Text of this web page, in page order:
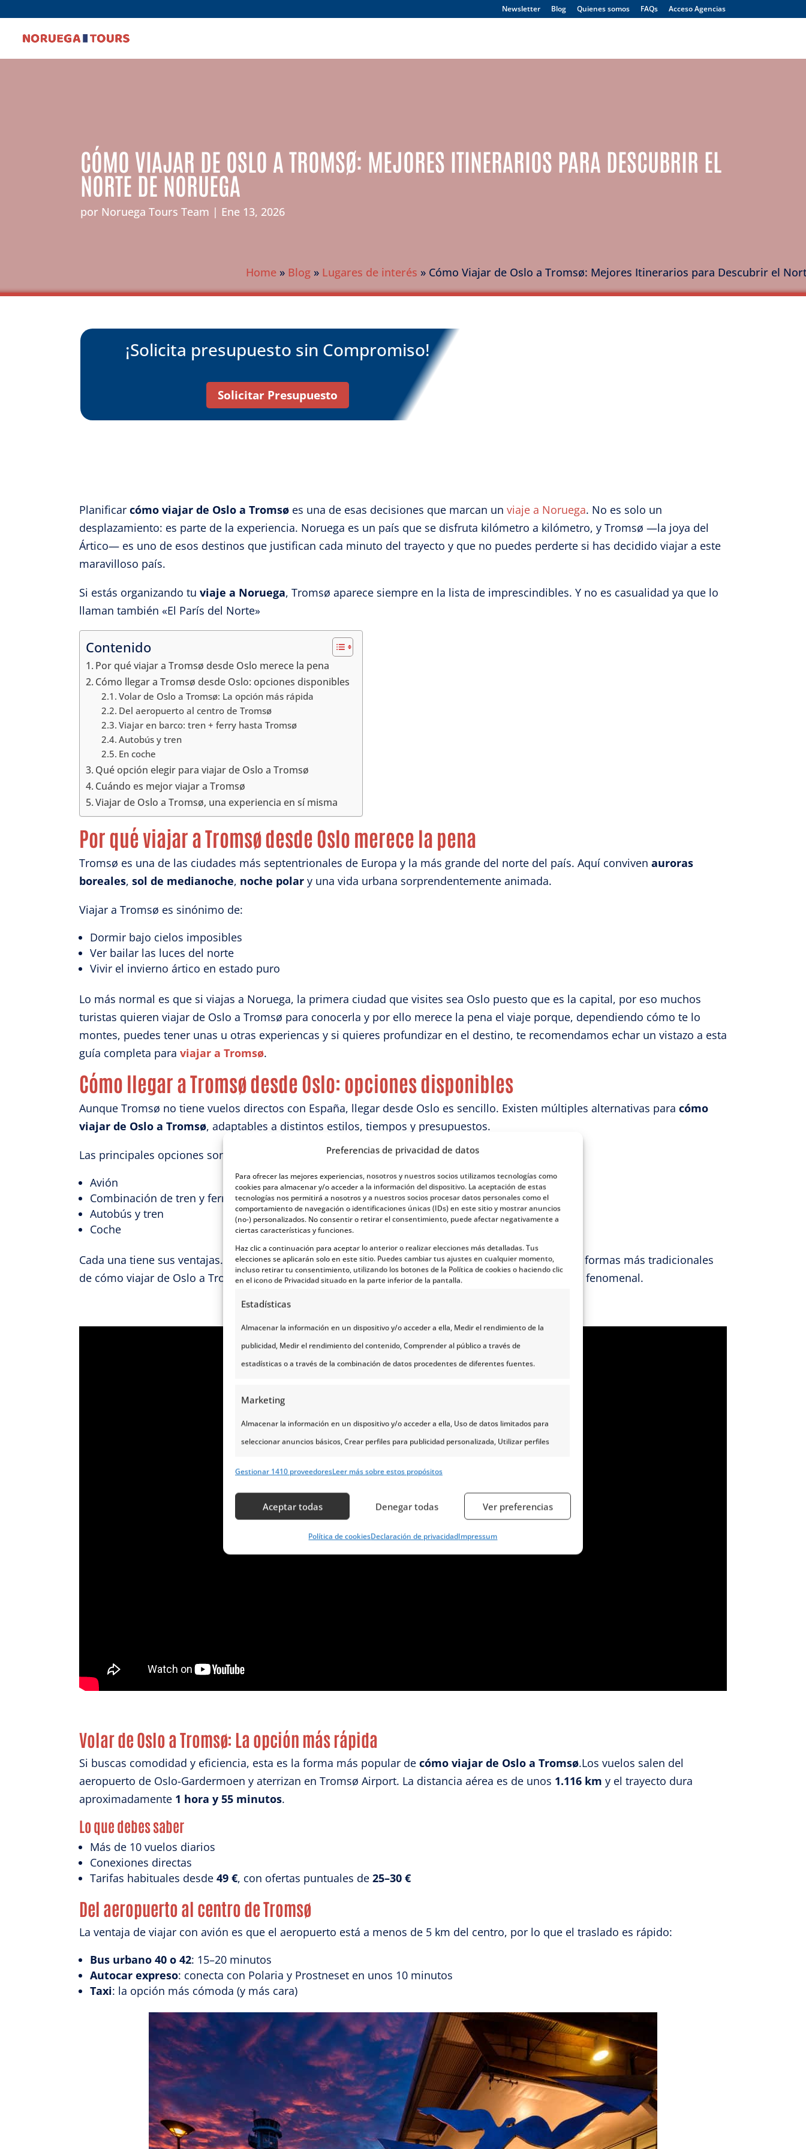
Preferencias de privacidad de datos
Para ofrecer las mejores experiencias, nosotros y nuestros socios utilizamos tecnologías como
cookies para almacenar y/o acceder a la información del dispositivo. La aceptación de estas
tecnologías nos permitirá a nosotros y a nuestros socios procesar datos personales como el
comportamiento de navegación o identificaciones únicas (IDs) en este sitio y mostrar anuncios
(no-) personalizados. No consentir o retirar el consentimiento, puede afectar negativamente a
ciertas características y funciones.
Haz clic a continuación para aceptar lo anterior o realizar elecciones más detalladas. Tus
elecciones se aplicarán solo en este sitio. Puedes cambiar tus ajustes en cualquier momento,
incluso retirar tu consentimiento, utilizando los botones de la Política de cookies o haciendo clic
en el icono de Privacidad situado en la parte inferior de la pantalla.
Estadísticas
Almacenar la información en un dispositivo y/o acceder a ella, Medir el rendimiento de la
publicidad, Medir el rendimiento del contenido, Comprender al público a través de
estadísticas o a través de la combinación de datos procedentes de diferentes fuentes.
Marketing
Almacenar la información en un dispositivo y/o acceder a ella, Uso de datos limitados para
seleccionar anuncios básicos, Crear perfiles para publicidad personalizada, Utilizar perfiles
Uso de perfiles para la selección de contenido personalizado, Desarrollo y mejora de los
servicios, Uso de datos limitados con el objetivo de seleccionar el contenido.
Cotejo y combinación de datos procedentes de otras fuentes de información,
Gestionar 1410 proveedoresLeer más sobre estos propósitos
Aceptar todas Denegar todas Ver preferencias
Política de cookiesDeclaración de privacidadImpressum
Newsletter Blog Quienes somos FAQs Acceso Agencias
CÓMO VIAJAR DE OSLO A TROMSØ: MEJORES ITINERARIOS PARA DESCUBRIR EL
NORTE DE NORUEGA
por Noruega Tours Team Ene 13, 2026
Home » Blog » Lugares de interés » Cómo Viajar de Oslo a Tromsø: Mejores Itinerarios para Descubrir el
¡Solicita presupuesto sin Compromiso!
Solicitar Presupuesto
Planificar cómo viajar de Oslo a Tromsø es una de esas decisiones que marcan un viaje a Noruega. No es solo un
desplazamiento: es parte de la experiencia. Noruega es un país que se disfruta kilómetro a kilómetro, y Tromsø —la joya del
Ártico— es uno de esos destinos que justifican cada minuto del trayecto y que no puedes perderte si has decidido viajar a este
maravilloso país.
Si estás organizando tu viaje a Noruega, Tromsø aparece siempre en la lista de imprescindibles. Y no es casualidad ya que lo
llaman también «El París del Norte»
Contenido
Por qué viajar a Tromsø desde Oslo merece la pena
Cómo llegar a Tromsø desde Oslo: opciones disponibles
Volar de Oslo a Tromsø: La opción más rápida
Del aeropuerto al centro de Tromsø
Viajar en barco: tren + ferry hasta Tromsø
Autobús y tren
En coche
Qué opción elegir para viajar de Oslo a Tromsø
Cuándo es mejor viajar a Tromsø
Viajar de Oslo a Tromsø, una experiencia en sí misma
Por qué viajar a Tromsø desde Oslo merece la pena
Tromsø es una de las ciudades más septentrionales de Europa y la más grande del norte del país. Aquí conviven auroras
boreales, sol de medianoche, noche polar y una vida urbana sorprendentemente animada.
Viajar a Tromsø es sinónimo de:
Dormir bajo cielos imposibles
Ver bailar las luces del norte
Vivir el invierno ártico en estado puro
Lo más normal es que si viajas a Noruega, la primera ciudad que visites sea Oslo puesto que es la capital, por eso muchos
turistas quieren viajar de Oslo a Tromsø para conocerla y por ello merece la pena el viaje porque, dependiendo cómo te lo
montes, puedes tener unas u otras experiencas y si quieres profundizar en el destino, te recomendamos echar un vistazo a esta
guía completa para viajar a Tromsø.
Cómo llegar a Tromsø desde Oslo: opciones disponibles
Aunque Tromsø no tiene vuelos directos con España, llegar desde Oslo es sencillo. Existen múltiples alternativas para cómo
viajar de Oslo a Tromsø, adaptables a distintos estilos, tiempos y presupuestos.
Las principales opciones son:
Avión
Combinación de tren y ferry
Autobús y tren
Coche
Cada una tiene sus ventajas… y su dosis de aventura. Por eso, en este post queremos mostrarte las formas más tradicionales
de cómo viajar de Oslo a Tromsø para ayudarte a organizar mejor tu viaje a Noruega y que la pases fenomenal.
Volar de Oslo a Tromsø: La opción más rápida
Si buscas comodidad y eficiencia, esta es la forma más popular de cómo viajar de Oslo a Tromsø.Los vuelos salen del
aeropuerto de Oslo-Gardermoen y aterrizan en Tromsø Airport. La distancia aérea es de unos 1.116 km y el trayecto dura
aproximadamente 1 hora y 55 minutos.
Lo que debes saber
Más de 10 vuelos diarios
Conexiones directas
Tarifas habituales desde 49 €, con ofertas puntuales de 25–30 €
Del aeropuerto al centro de Tromsø
La ventaja de viajar con avión es que el aeropuerto está a menos de 5 km del centro, por lo que el traslado es rápido:
Bus urbano 40 o 42: 15–20 minutos
Autocar expreso: conecta con Polaria y Prostneset en unos 10 minutos
Taxi: la opción más cómoda (y más cara)